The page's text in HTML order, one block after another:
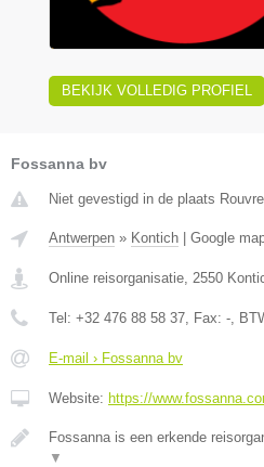
BEKIJK VOLLEDIG PROFIEL
Fossanna bv
Niet gevestigd in de plaats
Antwerpen » Kontich Google
Online reisorganisatie 2550
Tel: +32 476 88 58 37 , Fax: - ,
E-mail › Fossanna bv
Website: https://
Fossanna is een erkende
▼